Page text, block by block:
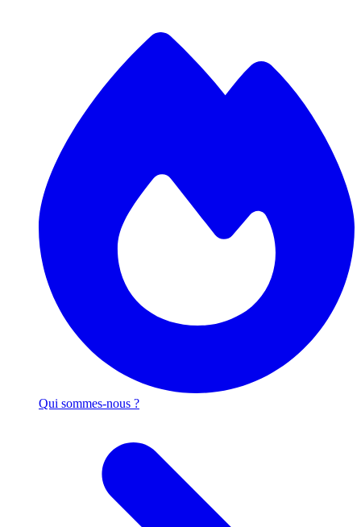
Qui sommes-nous ?